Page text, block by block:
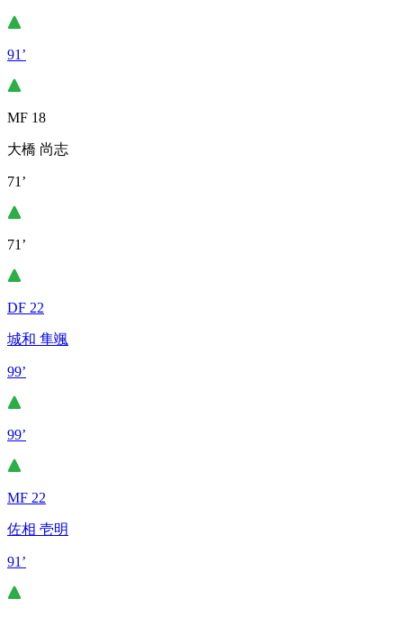
91’
MF 18
大橋 尚志
71’
71’
DF 22
城和 隼颯
99’
99’
MF 22
佐相 壱明
91’